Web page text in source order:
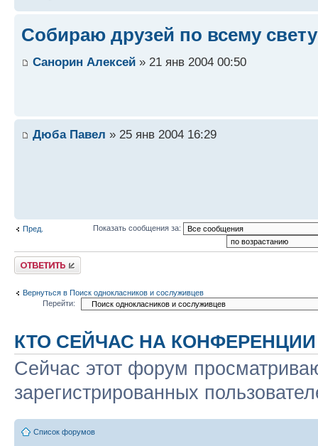
Собираю друзей по всему свету
Санорин Алексей » 21 янв 2004 00:50
Дюба Павел » 25 янв 2004 16:29
Пред. Показать сообщения за:
Ответить
Вернуться в Поиск однокласников и сослуживцев
Перейти:
КТО СЕЙЧАС НА КОНФЕРЕНЦИИ
Сейчас этот форум
зарегистрированных
Список форумов